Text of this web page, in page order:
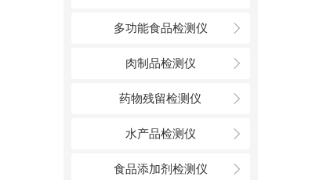
多功能食品检测仪
肉制品检测仪
药物残留检测仪
水产品检测仪
食品添加剂检测仪